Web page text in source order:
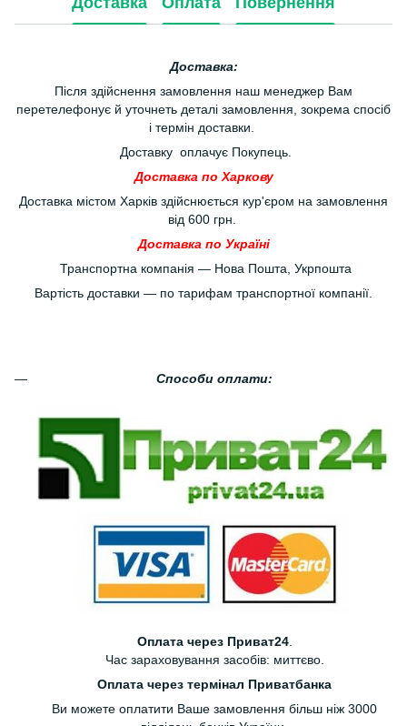
Доставка:
Після здійснення замовлення наш менеджер Вам
перетелефонує й уточнеть деталі замовлення, зокрема спосіб
і термін доставки.
Доставку оплачує Покупець.
Доставка по Харкову
Доставка містом Харків здійснюється кур'єром на замовлення
від 600 грн.
Доставка по Україні
Транспортна компанія — Нова Пошта, Укрпошта
Вартість доставки — по тарифам транспортної компанії.
Способи оплати:
Оплата через Приват24.
Час зараховування засобів: миттєво.
Оплата через термінал Приватбанка
Ви можете оплатити Ваше замовлення більш ніж 3000